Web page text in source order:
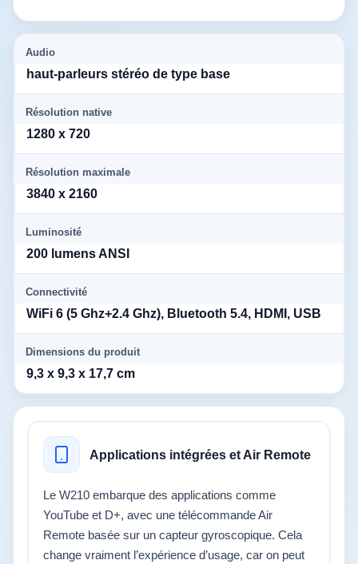
Audio
haut-parleurs stéréo de type base
Résolution native
1280 x 720
Résolution maximale
3840 x 2160
Luminosité
200 lumens ANSI
Connectivité
WiFi 6 (5 Ghz+2.4 Ghz), Bluetooth 5.4, HDMI, USB
Dimensions du produit
9,3 x 9,3 x 17,7 cm
Applications intégrées et Air Remote
Le W210 embarque des applications comme
YouTube et D+, avec une télécommande Air
Remote basée sur un capteur gyroscopique. Cela
change vraiment l’expérience d’usage, car on peut